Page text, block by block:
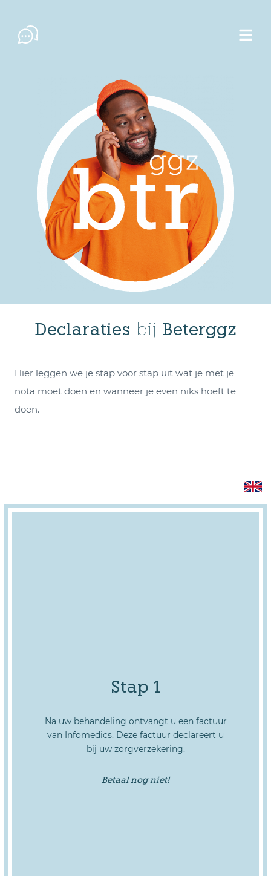
Declaraties bij Beterggz
Hier leggen we je stap voor stap uit wat je met je
nota moet doen en wanneer je even niks hoeft te
doen.
Stap 1
Na uw behandeling ontvangt u een factuur
van Infomedics. Deze factuur declareert u
bij uw zorgverzekering.
Betaal nog niet!